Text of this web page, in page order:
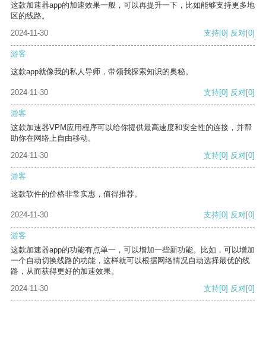
这款加速器app的加速效果一般，可以再提升一下，比如能够支持更多地
区的线路。
2024-11-30
支持[0] 反对[0]
游客
这款app就像我的私人导师，带领我探索知识的奥秘。
2024-11-30 支持[0] 反对[0]
游客
这款加速器VPM应用程序可以给你提供最高速度和安全性的连接，并帮
助你在网络上自由移动。
2024-11-30
支持[0] 反对[0]
游客
这款软件的价格非常实惠，值得推荐。
2024-11-30 支持[0] 反对[0]
游客
这款加速器app的功能有点单一，可以增加一些新功能。比如，可以增加
一个自动切换线路的功能，这样就可以根据网络情况自动选择最优的线
路，从而获得更好的加速效果。
2024-11-30
支持[0] 反对[0]